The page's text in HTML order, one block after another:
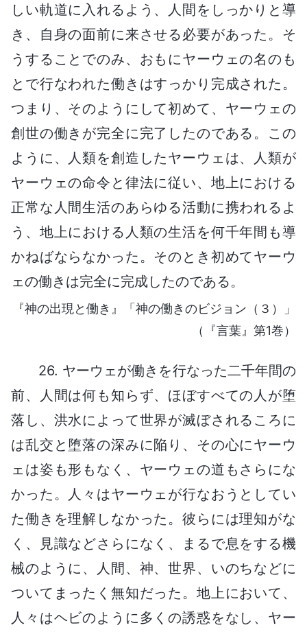
しい軌道に入れるよう、人間をしっかりと導
き、自身の面前に来させる必要があった。そ
うすることでのみ、おもにヤーウェの名のも
とで行なわれた働きはすっかり完成された。
つまり、そのようにして初めて、ヤーウェの
創世の働きが完全に完了したのである。この
ように、人類を創造したヤーウェは、人類が
ヤーウェの命令と律法に従い、地上における
正常な人間生活のあらゆる活動に携われるよ
う、地上における人類の生活を何千年間も導
かねばならなかった。そのとき初めてヤーウ
ェの働きは完全に完成したのである。
『神の出現と働き』「神の働きのビジョン（３）」
（『言葉』第1巻）
26. ヤーウェが働きを行なった二千年間の
前、人間は何も知らず、ほぼすべての人が堕
落し、洪水によって世界が滅ぼされるころに
は乱交と堕落の深みに陥り、その心にヤーウ
ェは姿も形もなく、ヤーウェの道もさらにな
かった。人々はヤーウェが行なおうとしてい
た働きを理解しなかった。彼らには理知がな
く、見識などさらになく、まるで息をする機
械のように、人間、神、世界、いのちなどに
ついてまったく無知だった。地上において、
人々はヘビのように多くの誘惑をなし、ヤー